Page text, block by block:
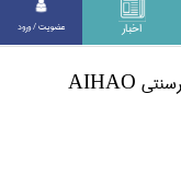
اخبار عضويت / ورود
پاك‌كن رنگي فلورسنتي AIHAO